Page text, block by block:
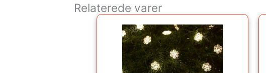
Relaterede varer